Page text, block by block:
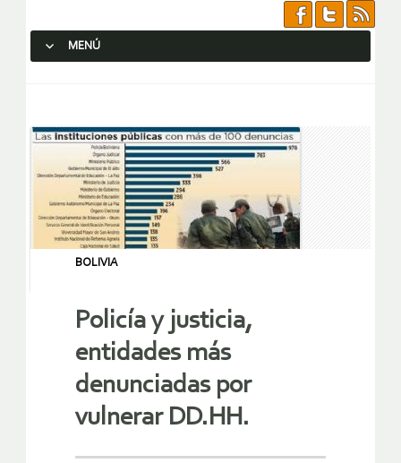
MENÚ
BOLIVIA
Policía y justicia,
entidades más
denunciadas por
vulnerar DD.HH.